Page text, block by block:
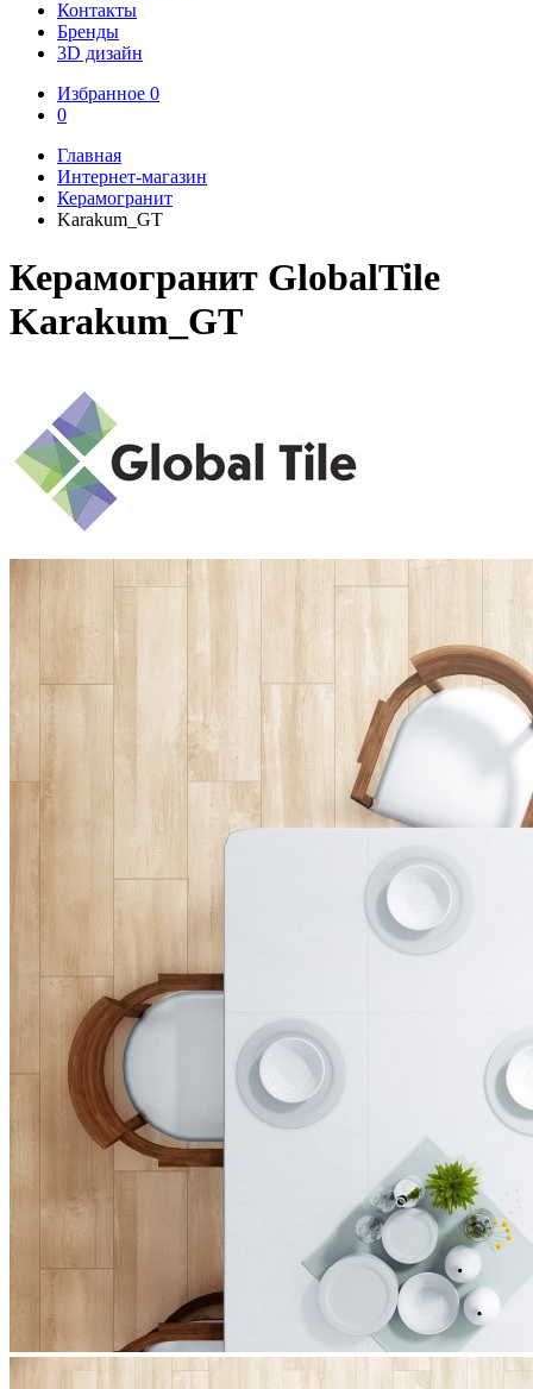
Контакты
Бренды
3D дизайн
Избранное 0
0
Главная
Интернет-магазин
Керамогранит
Karakum_GT
Керамогранит GlobalTile
Karakum_GT